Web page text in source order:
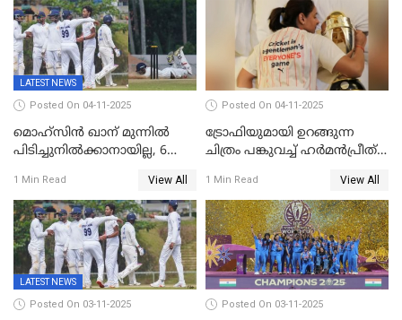
LATEST NEWS
Posted On 04-11-2025
മൊഹ്സിൻ ഖാന് മുന്നിൽ
പിടിച്ചുനിൽക്കാനായില്ല, 6
കേരളത്തിന് ഇന്നിംഗ്സ്
തോല്‍വി
1 Min Read View All
Posted On 04-11-2025
ട്രോഫിയുമായി ഉറങ്ങുന്ന
ചിത്രം പങ്കുവച്ച് ഹര്‍മന്‍പ്രീത്
1 Min Read View All
LATEST NEWS
Posted On 03-11-2025 Posted On 03-11-2025